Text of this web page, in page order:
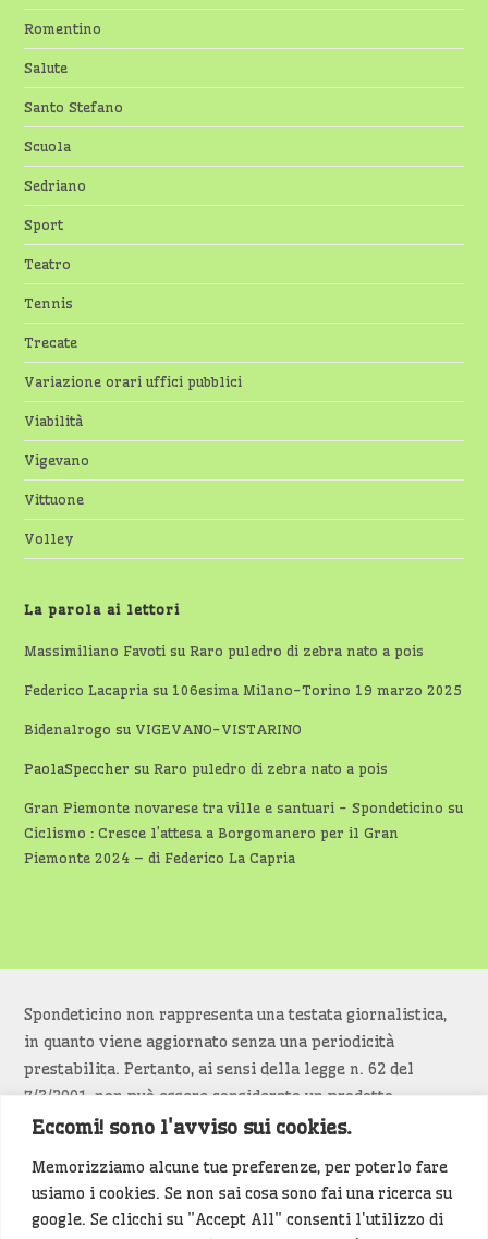
Eccomi! sono l'avviso sui cookies.
Memorizziamo alcune tue preferenze, per poterlo fare
usiamo i cookies. Se non sai cosa sono fai una ricerca su
google. Se clicchi su "Accept All" consenti l'utilizzo di
Romentino
Salute
Santo Stefano
Scuola
Sedriano
Sport
Teatro
Tennis
Trecate
Variazione orari uffici pubblici
Viabilità
Vigevano
Vittuone
Volley
La parola ai lettori
Massimiliano Favoti suRaro puledro di zebra nato a pois
Federico Lacapria su 106esima Milano-Torino 19 marzo 2025
Bidenalrogo su VIGEVANO-VISTARINO
PaolaSpeccher suRaro puledro di zebra nato a pois
Gran Piemonte novarese tra ville e santuari - Spondeticino su
Ciclismo : Cresce l’attesa a Borgomanero per il Gran
Piemonte 2024 – di Federico La Capria
Spondeticino non rappresenta una testata giornalistica,
in quanto viene aggiornato senza una periodicità
prestabilita. Pertanto, ai sensi della legge n. 62 del
7/3/2001, non può essere considerato un prodotto
editoriale.
Siamo attenti a non violare copyright e diritti
d’immagine. Se un contenuto è di tua proprietà e vuoi
richiederne la rimozionediccelo(<- clicca per inviarci un